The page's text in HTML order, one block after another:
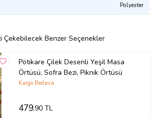
Polyester
Çekebilecek Benzer Seçenekler
Pötikare Çilek Desenli Yeşil Masa
Örtüsü, Sofra Bezi, Piknik Örtüsü
Kargo Bedava
479,90 TL